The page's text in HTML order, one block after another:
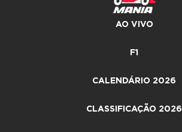
AO VIVO
F1
CALENDÁRIO 2026
CLASSIFICAÇÃO 2026